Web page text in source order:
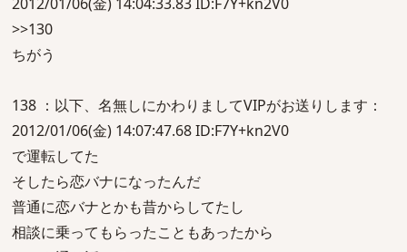
>>130
ちがう
138 ：以下、名無しにかわりましてVIPがお送りします：
2012/01/06(金) 14:07:47.68 ID:F7Y+kn2V0
で運転してた
そしたら恋バナになったんだ
普通に恋バナとかも昔からしてたし
相談に乗ってもらったこともあったから